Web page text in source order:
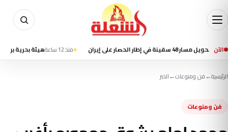
الآن
على إيران منذ 12 ساعة هيئة بحرية بريطانية
الرئيسية←فن ومنوعات←الخبر
فن ومنوعات